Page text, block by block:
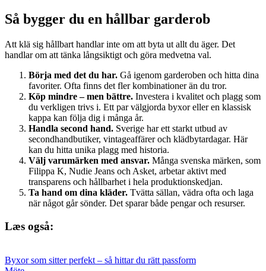
Så bygger du en hållbar garderob
Att klä sig hållbart handlar inte om att byta ut allt du äger. Det
handlar om att tänka långsiktigt och göra medvetna val.
Börja med det du har. Gå igenom garderoben och hitta dina
favoriter. Ofta finns det fler kombinationer än du tror.
Köp mindre – men bättre. Investera i kvalitet och plagg som
du verkligen trivs i. Ett par välgjorda byxor eller en klassisk
kappa kan följa dig i många år.
Handla second hand. Sverige har ett starkt utbud av
secondhandbutiker, vintageaffärer och klädbytardagar. Här
kan du hitta unika plagg med historia.
Välj varumärken med ansvar. Många svenska märken, som
Filippa K, Nudie Jeans och Asket, arbetar aktivt med
transparens och hållbarhet i hela produktionskedjan.
Ta hand om dina kläder. Tvätta sällan, vädra ofta och laga
när något går sönder. Det sparar både pengar och resurser.
Læs også:
Byxor som sitter perfekt – så hittar du rätt passform